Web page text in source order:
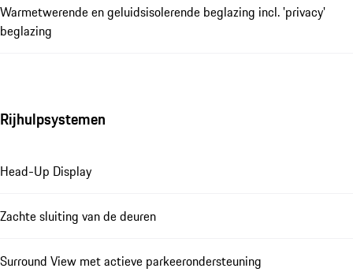
Warmetwerende en geluidsisolerende beglazing incl. 'privacy'
beglazing
Rijhulpsystemen
Head-Up Display
Zachte sluiting van de deuren
Surround View met actieve parkeerondersteuning